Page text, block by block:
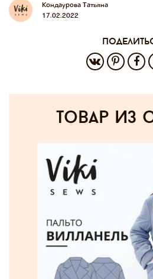
Кондаурова Татьяна
17.02.2022
товар из